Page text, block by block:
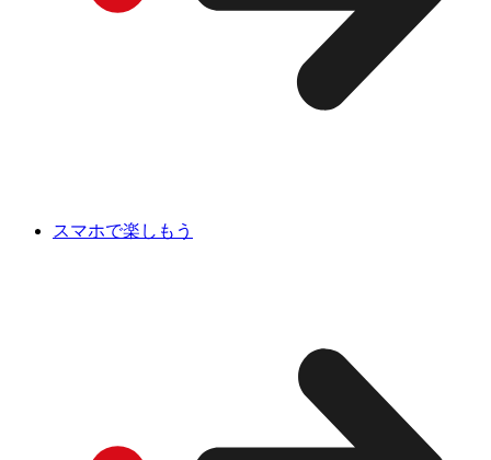
スマホで楽しもう